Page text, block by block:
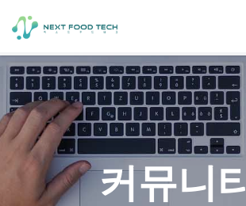
커뮤니티